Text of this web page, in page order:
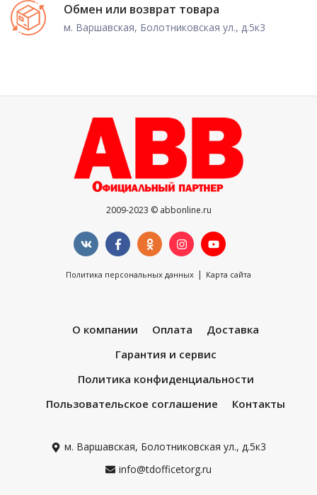
Обмен или возврат товара
м. Варшавская, Болотниковская ул., д.5к3
2009-2023 © abbonline.ru
Политика персональных данных | Карта сайта
О компании Оплата
Доставка
Гарантия и сервис
Политика конфиденциальности
Пользовательское соглашение
Контакты
м. Варшавская, Болотниковская ул., д.5к3
info@tdofficetorg.ru